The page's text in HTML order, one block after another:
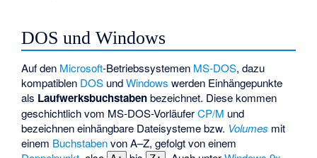
DOS und Windows
Auf den Microsoft-Betriebssystemen MS-DOS, dazu
kompatiblen DOS undWindows werden Einhängepunkte
als Laufwerksbuchstabenbezeichnet. Diese kommen
geschichtlich vom MS-DOS-VorläuferCP/M und
bezeichnen einhängbare Dateisysteme bzw. Volumes mit
einem BuchstabenvonA–Z, gefolgt von einem